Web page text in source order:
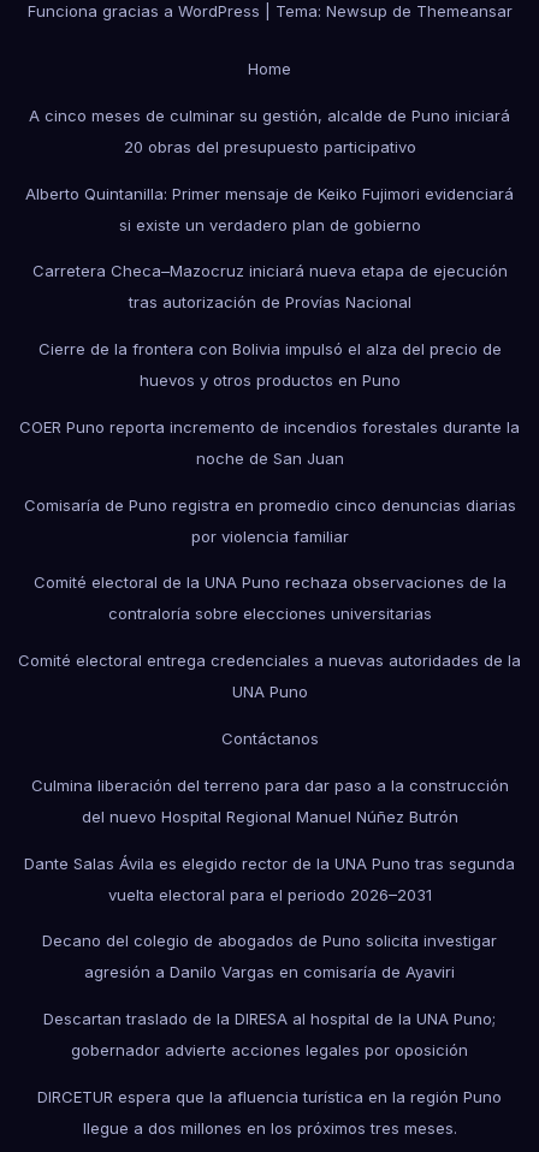
Funciona gracias a WordPress Tema: Newsup de Themeansar
Home
A cinco meses de culminar su gestión, alcalde de Puno iniciará
20 obras del presupuesto participativo
Alberto Quintanilla: Primer mensaje de Keiko Fujimori evidenciará
si existe un verdadero plan de gobierno
Carretera Checa–Mazocruz iniciará nueva etapa de ejecución
tras autorización de Provías Nacional
Cierre de la frontera con Bolivia impulsó el alza del precio de
huevos y otros productos en Puno
COER Puno reporta incremento de incendios forestales durante la
noche de San Juan
Comisaría de Puno registra en promedio cinco denuncias diarias
por violencia familiar
Comité electoral de la UNA Puno rechaza observaciones de la
contraloría sobre elecciones universitarias
Comité electoral entrega credenciales a nuevas autoridades de la
UNA Puno
Contáctanos
Culmina liberación del terreno para dar paso a la construcción
del nuevo Hospital Regional Manuel Núñez Butrón
Dante Salas Ávila es elegido rector de la UNA Puno tras segunda
vuelta electoral para el periodo 2026–2031
Decano del colegio de abogados de Puno solicita investigar
agresión a Danilo Vargas en comisaría de Ayaviri
Descartan traslado de la DIRESA al hospital de la UNA Puno;
gobernador advierte acciones legales por oposición
DIRCETUR espera que la afluencia turística en la región Puno
llegue a dos millones en los próximos tres meses.